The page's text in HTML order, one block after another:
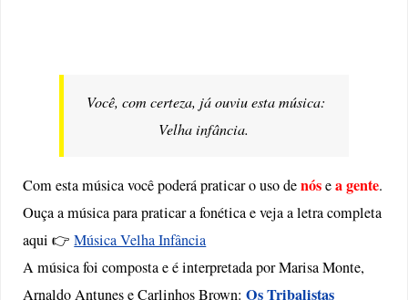
Você, com certeza, já ouviu esta música:
Velha infância.
Com esta música você poderá praticar o uso denósea gente.
Ouça a música para praticar a fonética e veja a letra completa
aqui 👉Música Velha Infância
A música foi composta e é interpretada por Marisa Monte,
Arnaldo Antunes e Carlinhos Brown:Os Tribalistas